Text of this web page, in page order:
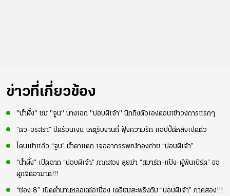
ข่าวที่เกี่ยวข้อง
"น้ำผึ้ง" ชม "จูน" นางเอก "ปอบผีเจ้า" นึกถึงตัวเองตอนเข้าวงการแรกๆ
“ดิว-อริสรา” ปัดร้อนเงิน เหตุรับงานถี่ ฟุ้งความรัก แฮปปี้ดีหลังเปิดตัว
โดนเข้าแล้ว “จูน” น้ำตาแตก เจออาถรรพณ์กองถ่าย “ปอบผีเจ้า”
“น้ำผึ้ง” เปิดฉาก “ปอบผีเจ้า” ภาคสอง ลุยฆ่า “สมาร์ท-แป้ง-ผู้พันเบิร์ด” ขอ
ผูกจิตอาฆาต!!!
“ช่อง 8” เปิดตำนานหลอนต่อเนื่อง เตรียมสะพรึงกับ “ปอบผีเจ้า” ภาคสอง!!!